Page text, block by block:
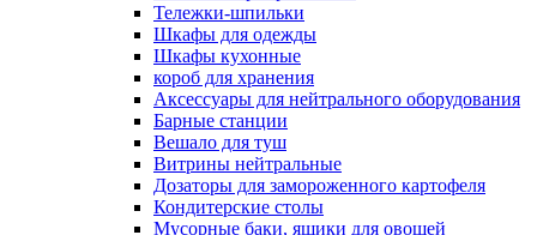
Тележки-шпильки
Шкафы для одежды
Шкафы кухонные
короб для хранения
Аксессуары для нейтрального оборудования
Барные станции
Вешало для туш
Витрины нейтральные
Дозаторы для замороженного картофеля
Кондитерские столы
Мусорные баки, ящики для овощей